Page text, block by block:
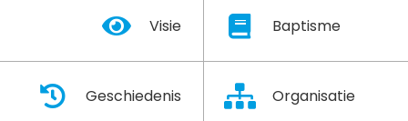
Visie Baptisme
Geschiedenis Organisatie